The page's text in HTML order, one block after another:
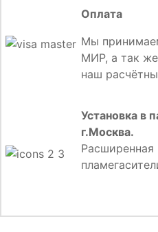
Оплата
Мы
МИР, а так
наш
Установка в
г.Москва.
Расширенная